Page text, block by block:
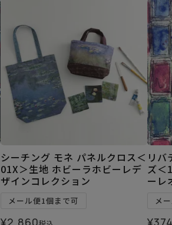
シーチング モネ パネルクロス＜
01X＞生地 ホビーラホビーレデ
ザインコレクション
メール便1個まで可
リバ
ズ＜
ーレ
メ